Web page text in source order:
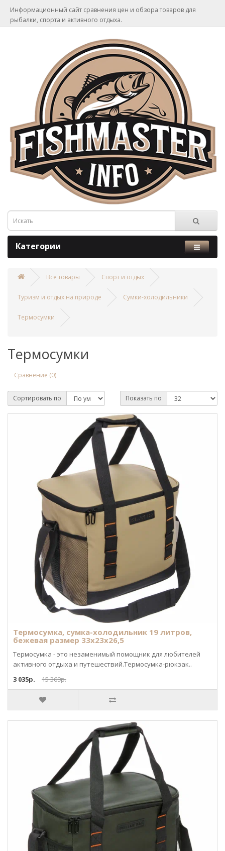
Информационный сайт сравнения цен и обзора товаров для
рыбалки, спорта и активного отдыха.
Категории
Все товары Спорт и отдых
Туризм и отдых на природе Сумки-холодильники
Термосумки
Термосумки
Сравнение (0)
Сортировать по Показать по
Термосумка, сумка-холодильник 19 литров,
бежевая размер 33х23х26,5
Термосумка - это незаменимый помощник для любителей
активного отдыха и путешествий.Термосумка-рюкзак..
3 035р.
15 369р.